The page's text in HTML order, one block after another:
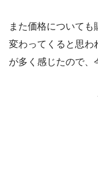
また価格についても
変わってくると思わ
が多く感じたので、